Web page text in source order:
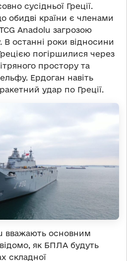
сусідньої Греції.
обидві країни є членами
Anadolu загрозою
В останні роки відносини
погіршилися через
простору та
Ердоган навіть
удар по Греції.
вважають основним
як БПЛА будуть
складної